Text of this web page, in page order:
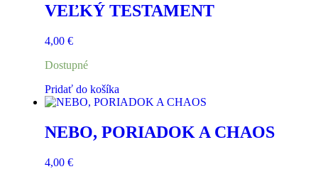
VEĽKÝ TESTAMENT
4,00 €
Dostupné
Pridať do košíka
NEBO, PORIADOK A CHAOS
4,00 €